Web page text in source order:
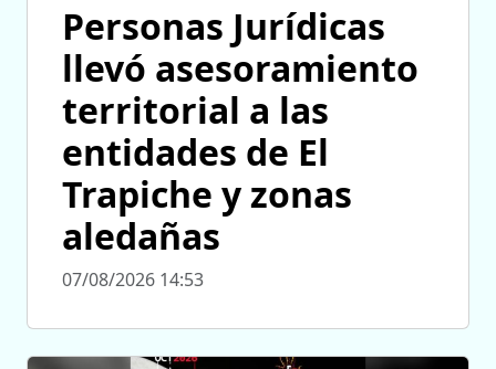
Personas Jurídicas
llevó asesoramiento
territorial a las
entidades de El
Trapiche y zonas
aledañas
07/08/2026 14:53